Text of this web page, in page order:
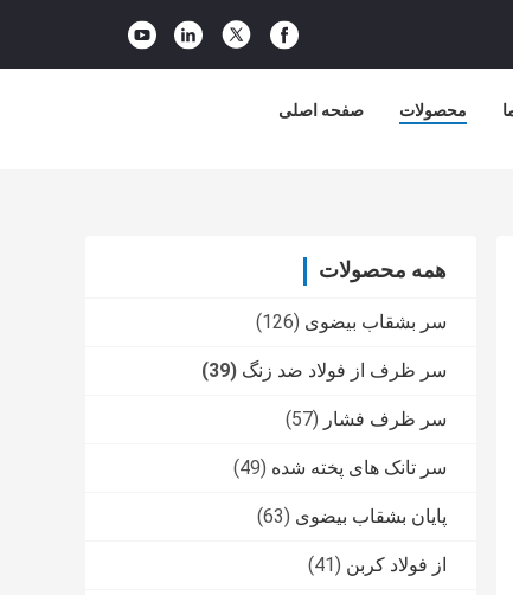
صفحه اصلی محصولات
همه محصولات
سر بشقاب بیضوی (126)
سر ظرف از فولاد ضد زنگ (39)
سر ظرف فشار (57)
سر تانک های پخته شده (49)
پایان بشقاب بیضوی (63)
از فولاد کربن (41)